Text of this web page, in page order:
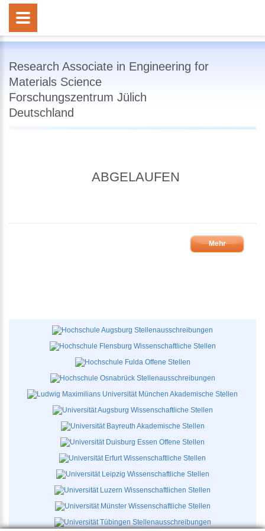
Research Associate in Engineering for
Materials Science
Forschungszentrum Jülich
Deutschland
ABGELAUFEN
Mehr